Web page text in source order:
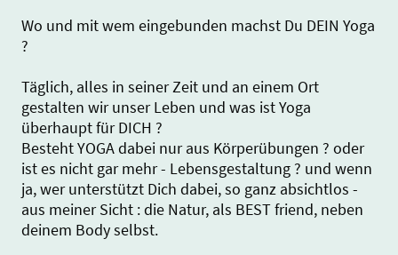
Wo und mit wem eingebunden machst Du DEIN Yoga
?
Täglich, alles in seiner Zeit und an einem Ort
gestalten wir unser Leben und was ist Yoga
überhaupt für DICH ?
Besteht YOGA dabei nur aus Körperübungen ? oder
ist es nicht gar mehr - Lebensgestaltung ? und wenn
ja, wer unterstützt Dich dabei, so ganz absichtlos -
aus meiner Sicht : die Natur, als BEST friend, neben
deinem Body selbst.